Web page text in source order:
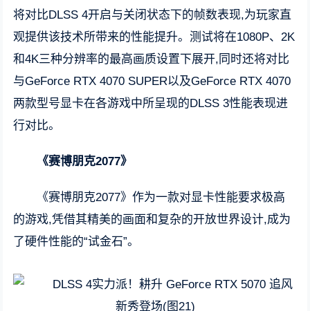
将对比DLSS 4开启与关闭状态下的帧数表现,为玩家直
观提供该技术所带来的性能提升。测试将在1080P、2K
和4K三种分辨率的最高画质设置下展开,同时还将对比
与GeForce RTX 4070 SUPER以及GeForce RTX 4070
两款型号显卡在各游戏中所呈现的DLSS 3性能表现进
行对比。
《赛博朋克2077》
《赛博朋克2077》作为一款对显卡性能要求极高
的游戏,凭借其精美的画面和复杂的开放世界设计,成为
了硬件性能的“试金石”。